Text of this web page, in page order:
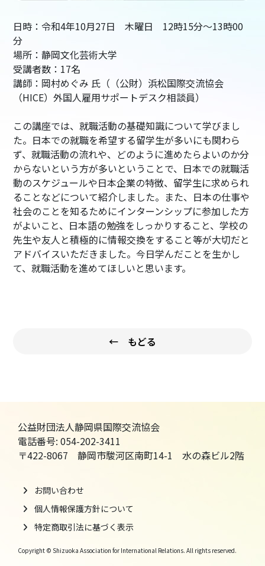
← もどる
日時：令和4年10月27日 木曜日 12時15分～13時00
分
場所：静岡文化芸術大学
受講者数：17名
講師：岡村めぐみ 氏（（公財）浜松国際交流協会
（HICE）外国人雇用サポートデスク相談員）
この講座では、就職活動の基礎知識について学びまし
た。日本での就職を希望する留学生が多いにも関わら
ず、就職活動の流れや、どのように進めたらよいのか分
からないという方が多いということで、日本での就職活
動のスケジュールや日本企業の特徴、留学生に求められ
ることなどについて紹介しました。また、日本の仕事や
社会のことを知るためにインターンシップに参加した方
がよいこと、日本語の勉強をしっかりすること、学校の
先生や友人と積極的に情報交換をすること等が大切だと
アドバイスいただきました。今日学んだことを生かし
て、就職活動を進めてほしいと思います。
公益財団法人静岡県国際交流協会
電話番号: 054-202-3411
〒422-8067 静岡市駿河区南町14-1 水の森ビル2階
お問い合わせ
個人情報保護方針について
特定商取引法に基づく表示
Copyright © Shizuoka Association for International Relations. All rights reserved.